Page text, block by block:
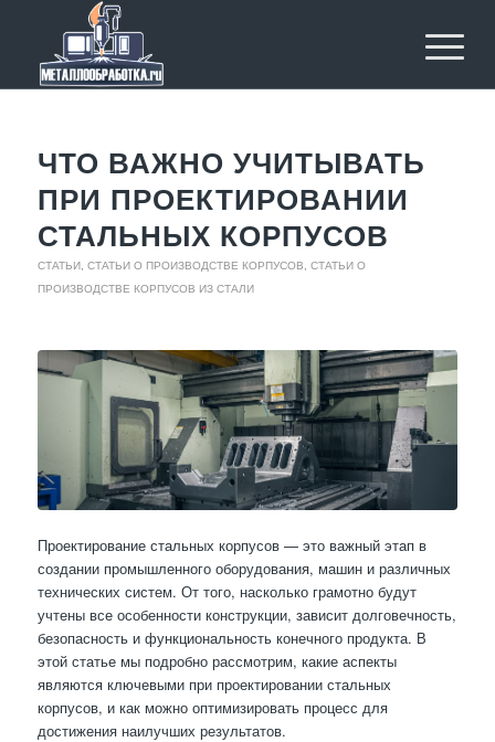
ЧТО ВАЖНО УЧИТЫВАТЬ
ПРИ ПРОЕКТИРОВАНИИ
СТАЛЬНЫХ КОРПУСОВ
СТАТЬИ, СТАТЬИ О ПРОИЗВОДСТВЕ КОРПУСОВ СТАТЬИ О
ПРОИЗВОДСТВЕ КОРПУСОВ ИЗ СТАЛИ
Проектирование стальных корпусов — это важный этап в
создании промышленного оборудования, машин и различных
технических систем. От того, насколько грамотно будут
учтены все особенности конструкции, зависит долговечность,
безопасность и функциональность конечного продукта. В
этой статье мы подробно рассмотрим, какие аспекты
являются ключевыми при проектировании стальных
корпусов, и как можно оптимизировать процесс для
достижения наилучших результатов.